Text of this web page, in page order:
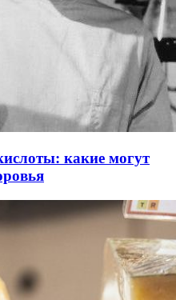
какие могут